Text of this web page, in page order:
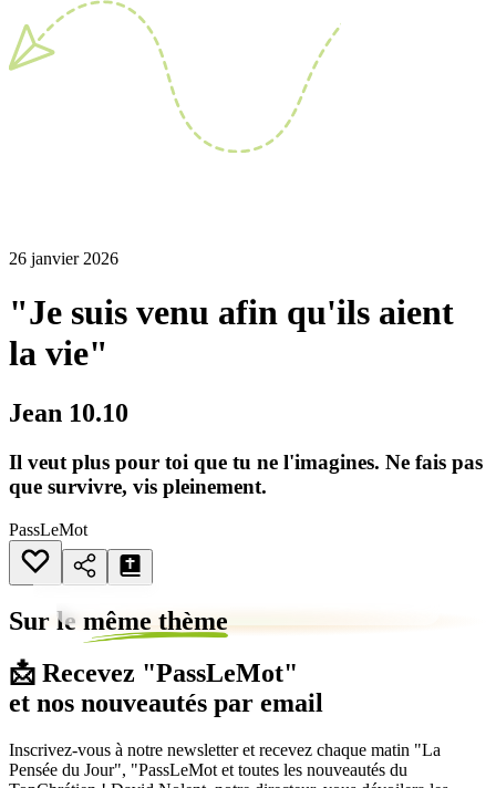
26 janvier 2026
"Je suis venu afin qu'ils aient
la vie"
Jean 10.10
Il veut plus pour toi que tu ne l'imagines. Ne fais pas
que survivre, vis pleinement.
PassLeMot
Sur le même thème
📩 Recevez "PassLeMot"
et nos nouveautés par email
Inscrivez-vous à notre newsletter et recevez chaque matin "La
Pensée du Jour", "PassLeMot et toutes les nouveautés du